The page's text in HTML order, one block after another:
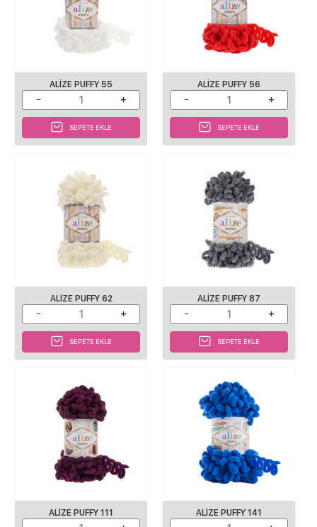
ALIZE PUFFY 55
SEPETE EKLE
ALIZE PUFFY 56
SEPETE EKLE
ALIZE PUFFY 62
SEPETE EKLE
ALIZE PUFFY 87
SEPETE EKLE
ALIZE PUFFY 111 ALIZE PUFFY 141